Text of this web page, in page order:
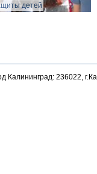
детей
Калининград: 236022,